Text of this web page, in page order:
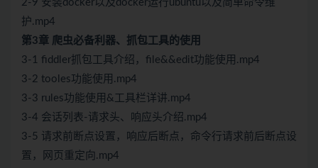
2-9 安装docker以及docker运行ubuntu以及简单命令维
护.mp4
第3章 爬虫必备利器、抓包工具的使用
3-1 fiddler抓包工具介绍，file&&edit功能使用.mp4
3-2 tooles功能使用.mp4
3-3 rules功能使用&工具栏详讲.mp4
3-4 会话列表-请求头、响应头介绍.mp4
3-5 请求前断点设置，响应后断点，命令行请求前后断点设
置，网页重定向.mp4